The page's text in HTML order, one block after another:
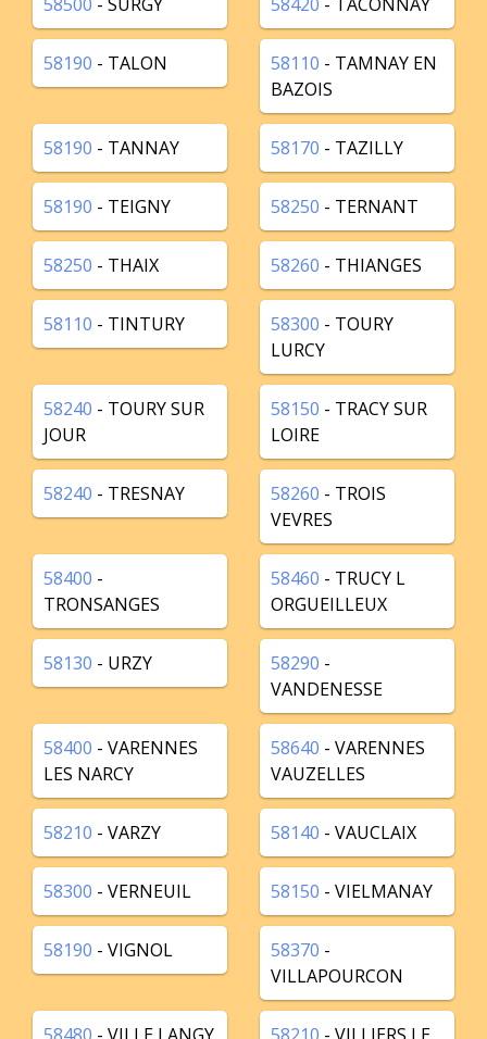
58190 - TALON 58110 - TAMNAY EN
BAZOIS
58190 - TANNAY 58170 - TAZILLY
58190 - TEIGNY 58250 - TERNANT
58250 - THAIX 58260 - THIANGES
58110 - TINTURY 58300 - TOURY
LURCY
58240 - TOURY SUR
JOUR
58150 - TRACY SUR
LOIRE
58240 - TRESNAY 58260 - TROIS
VEVRES
58400 -
TRONSANGES
58460 - TRUCY L
ORGUEILLEUX
58130 - URZY 58290 -
VANDENESSE
58400 - VARENNES
LES NARCY
58640 - VARENNES
VAUZELLES
58210 - VARZY 58140 - VAUCLAIX
58300 - VERNEUIL 58150 - VIELMANAY
58190 - VIGNOL 58370 -
VILLAPOURCON